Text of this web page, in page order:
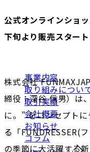
事業内容
取り組みについ
取引実績
会社概要
お知らせ
コラム
公式オンラインショ
下旬より販売スタート
株式会社
締役：深谷 信男）は
に。” をコンセプト
る「FUNDRESSER(
の季節に大活躍する